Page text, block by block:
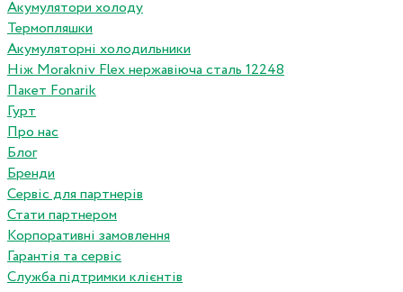
Акумулятори холоду
Термопляшки
Акумуляторні холодильники
Ніж Morakniv Flex нержавіюча сталь 12248
Пакет Fonarik
Гурт
Про нас
Блог
Бренди
Сервіс для партнерів
Стати партнером
Корпоративні замовлення
Гарантія та сервіс
Служба підтримки клієнтів